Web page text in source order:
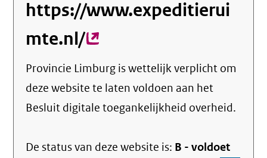
https://www.expeditierui
mte.nl/(externe
link)
Provincie Limburg is wettelijk verplicht om
deze website te laten voldoen aan het
Besluit digitale toegankelijkheid overheid.
De status van dezewebsite is: B -voldoet